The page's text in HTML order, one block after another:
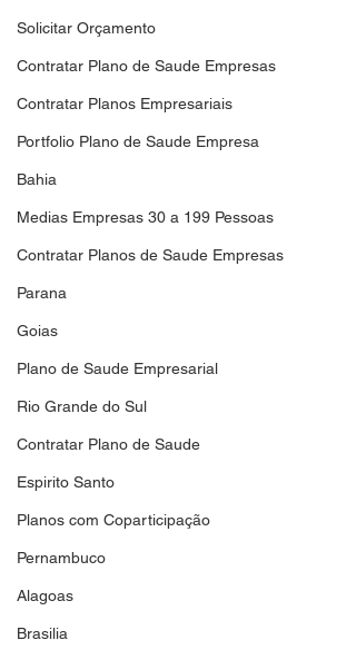
Solicitar Orçamento
Contratar Plano de Saude Empresas
Contratar Planos Empresariais
Portfolio Plano de Saude Empresa
Bahia
Medias Empresas 30 a 199 Pessoas
Contratar Planos de Saude Empresas
Parana
Goias
Plano de Saude Empresarial
Rio Grande do Sul
Contratar Plano de Saude
Espirito Santo
Planos com Coparticipação
Pernambuco
Alagoas
Brasilia